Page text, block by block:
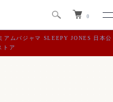
0
アムパジャマ SLEEPY JONES 日本公
トア